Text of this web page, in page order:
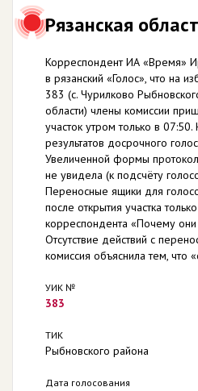
Рязанская
Корреспондент ИА «Время»
в рязанский «Голос», что на
383 (с. Чурилково
области) члены комиссии
участок утром только в
результатов досрочного
Увеличенной формы
не увидела (к подсчёту
Переносные ящики для
после открытия участка
корреспондента «Почему
Отсутствие действий с
комиссия объяснила тем, что
УИК №
383
ТИК
Рыбновского района
Дата голосования